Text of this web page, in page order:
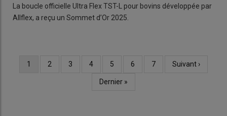
La boucle officielle Ultra Flex TST-L pour bovins développée par
Allflex, a reçu un Sommet d’Or 2025.
Page
1 Page
2 Page
3 Page
4 Page
5 Page
6 Page
7
Page
Suivant ›
Dernière
Dernier »